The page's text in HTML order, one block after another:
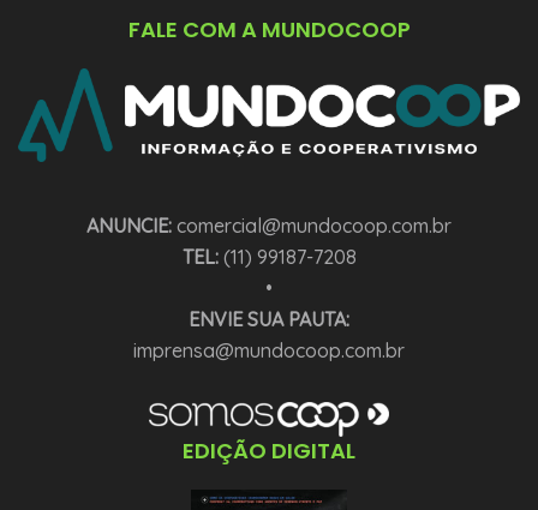
FALE COM A MUNDOCOOP
ANUNCIE: comercial@mundocoop.com.br
TEL:(11) 99187-7208
•
ENVIE SUA PAUTA:
imprensa@mundocoop.com.br
EDIÇÃO DIGITAL